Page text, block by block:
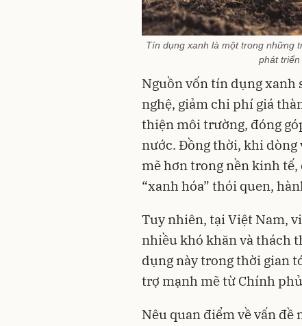
Tín dụng xanh là một trong những
phát
Nguồn vốn tín dụng xanh
nghệ, giảm chi phí giá
thiện môi trường, đóng
nước. Đồng thời, khi dòng
mẽ hơn trong nền kinh
“xanh hóa” thói quen,
Tuy nhiên, tại Việt Nam,
nhiều khó khăn và thách
dụng này trong thời gian
trợ mạnh mẽ từ Chính
Nêu quan điểm về vấn đề